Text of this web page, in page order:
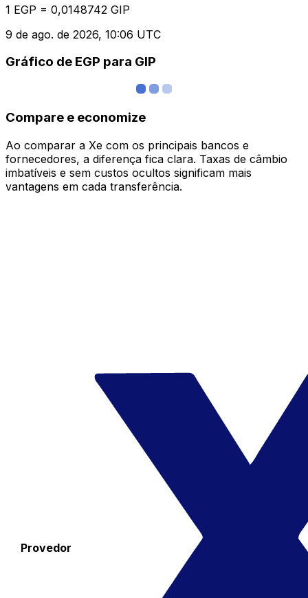
1 EGP = 0,0148742 GIP
9 de ago. de 2026, 10:06 UTC
Gráfico de EGP para GIP
Compare e economize
Ao comparar a Xe com os principais bancos e
fornecedores, a diferença fica clara. Taxas de câmbio
imbatíveis e sem custos ocultos significam mais
vantagens em cada transferência.
Provedor